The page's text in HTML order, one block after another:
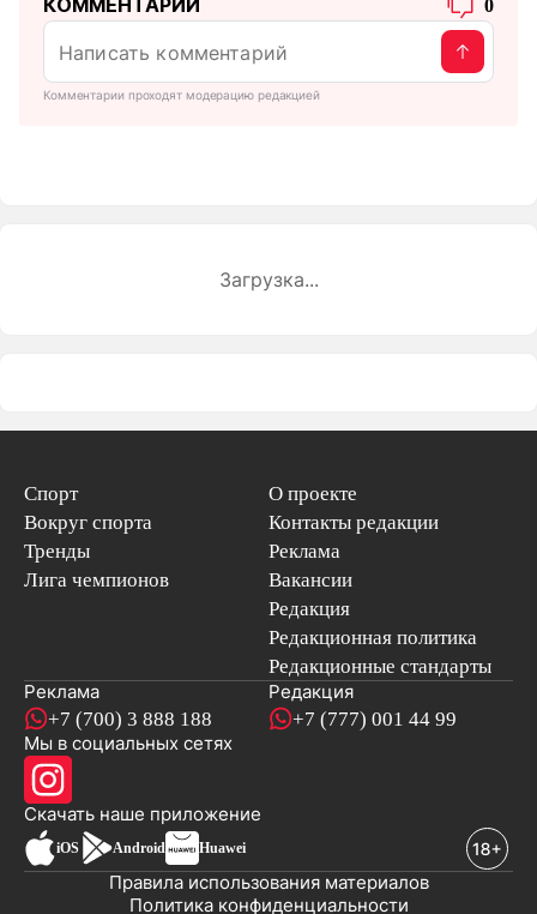
0
Комментарии проходят модерацию редакцией
Загрузка...
Спорт
Вокруг спорта
Тренды
Лига чемпионов
О проекте
Контакты редакции
Реклама
Вакансии
Редакция
Редакционная политика
Редакционные стандарты
Реклама
+7 (700) 3 888 188
Редакция
+7 (777) 001 44 99
Мы в социальных сетях
Скачать наше приложениеновостей
iOS Android Huawei
Политика конфиденциальности
Правила использования материалов